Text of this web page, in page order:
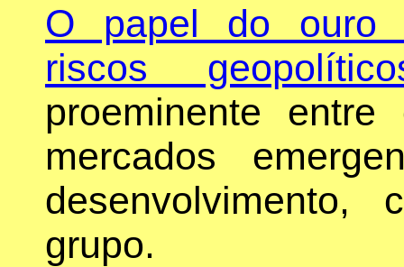
O papel do ouro
riscos
proeminente
mercados
grupo.